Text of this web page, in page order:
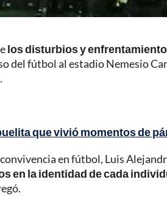
los disturbios y
del fútbol al estadio Nemesio
que vivió momentos de
en fútbol, Luis
en la identidad de cada